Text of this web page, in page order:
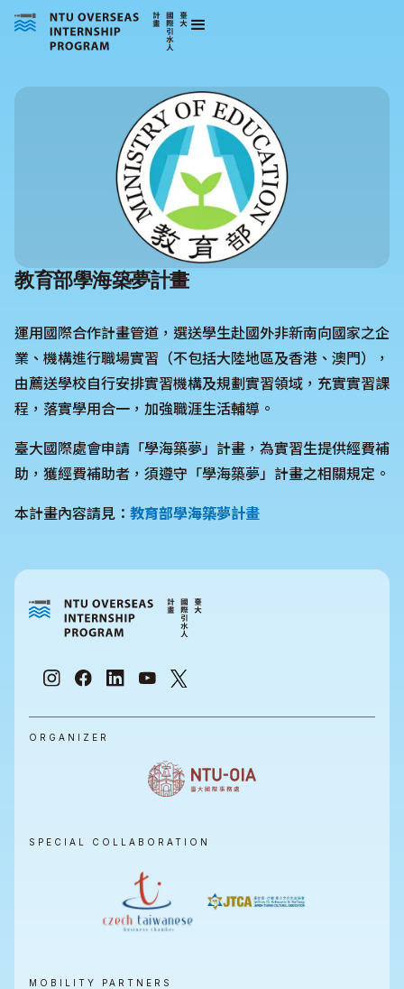
教育部學海築夢計畫
運用國際合作計畫管道，選送學生赴國外非新南向國家之企
業、機構進行職場實習（不包括大陸地區及香港、澳門），
由薦送學校自行安排實習機構及規劃實習領域，充實實習課
程，落實學用合一，加強職涯生活輔導。
臺大國際處會申請「學海築夢」計畫，為實習生提供經費補
助，獲經費補助者，須遵守「學海築夢」計畫之相關規定。
本計畫內容請見： 教育部學海築夢計畫
ORGANIZER
SPECIAL COLLABORATION
MOBILITY PARTNERS